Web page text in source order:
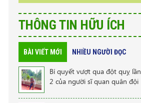
THÔNG TIN HỮU ÍCH
BÀI VIẾT MỚI NHIỀU NGƯỜI ĐỌC
Bí quyết vượt qua đột quỵ lần
2 của người sĩ quan quân đội